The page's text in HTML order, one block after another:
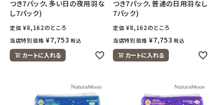
つき7パック、多い日の夜用羽な
し7パック)
定価 ¥8,162のところ
当店特別価格 ¥7,753 税込
カートに入れる
つき7パック、普通の日用羽なし
7パック)
定価 ¥8,162のところ
当店特別価格 ¥7,753 税込
カートに入れる